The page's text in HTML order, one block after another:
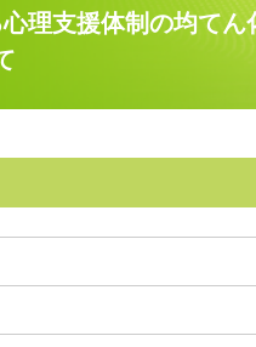
ご
利
方
理支援体制の均て